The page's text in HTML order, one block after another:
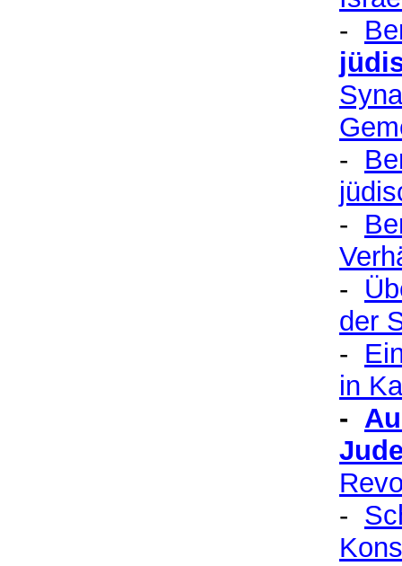
-
-
-
-
der
-
in
-
-